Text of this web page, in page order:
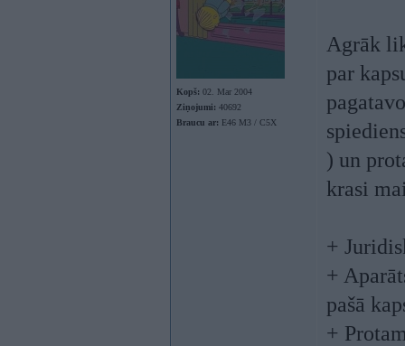
Kopš: 02. Mar 2004
Ziņojumi: 40692
Braucu ar: E46 M3 / C5X
Agrāk
par
) un
krasi
+
+
pašā
+